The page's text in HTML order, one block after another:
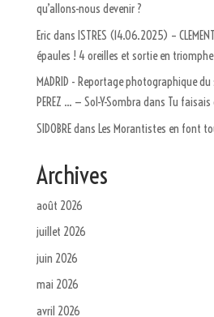
qu’allons-nous devenir ?
Eric dans ISTRES (14.06.2025) –
épaules ! 4 oreilles et sortie en
MADRID - Reportage photographique du
PEREZ ... — Sol-Y-Sombra dans Tu faisais
SIDOBREdans Les Morantistes en font
Archives
août 2026
juillet 2026
juin 2026
mai 2026
avril 2026